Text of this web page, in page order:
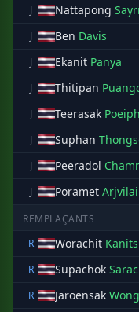
J Nattapong
J Ben Davis
J
Ekanit Panya
J
Thitipan
J
Teerasak
J
Suphan
J
Peeradol
J
Poramet Arjvilai
REMPLAÇANTS
R
Worachit
R
Supachok
R
Jaroensak